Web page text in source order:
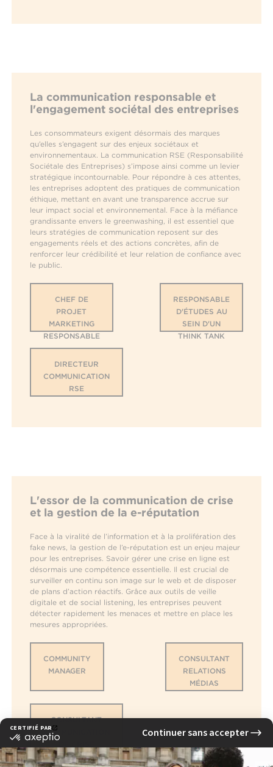
La communication responsable et
l'engagement sociétal des entreprises
Les consommateurs exigent désormais des marques
qu’elles s’engagent sur des enjeux sociétaux et
environnementaux. La communication RSE (Responsabilité
Sociétale des Entreprises) s’impose ainsi comme un levier
stratégique incontournable. Pour répondre à ces attentes,
les entreprises adoptent des pratiques de communication
éthique, mettant en avant une transparence accrue sur
leur impact social et environnemental. Face à la méfiance
grandissante envers le greenwashing, il est essentiel que
leurs stratégies de communication reposent sur des
engagements réels et des actions concrètes, afin de
renforcer leur crédibilité et leur relation de confiance avec
le public.
CHEF DE
PROJET
MARKETING
RESPONSABLE
RESPONSABLE
D'ÉTUDES AU
SEIN D'UN
THINK TANK
DIRECTEUR
COMMUNICATION
RSE
L'essor de la communication de crise
et la gestion de la e-réputation
Face à la viralité de l’information et à la prolifération des
fake news, la gestion de l’e-réputation est un enjeu majeur
pour les entreprises. Savoir gérer une crise en ligne est
désormais une compétence essentielle. Il est crucial de
surveiller en continu son image sur le web et de disposer
de plans d’action réactifs. Grâce aux outils de veille
digitale et de social listening, les entreprises peuvent
détecter rapidement les menaces et mettre en place les
mesures appropriées.
COMMUNITY
MANAGER
CONSULTANT
RELATIONS
MÉDIAS
CONSULTANT
COMMUNICATION